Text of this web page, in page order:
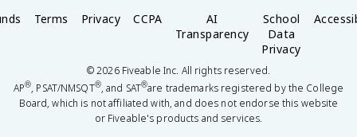
Terms Privacy CCPA
AI
Transparency
School
Data
Privacy
©2026Fiveable Inc. All rights reserved.
AP®, PSAT/NMSQT®, and SAT®are trademarks registered by the College
Board, which is not affiliated with, and does not endorse this website
or Fiveable's products and services.